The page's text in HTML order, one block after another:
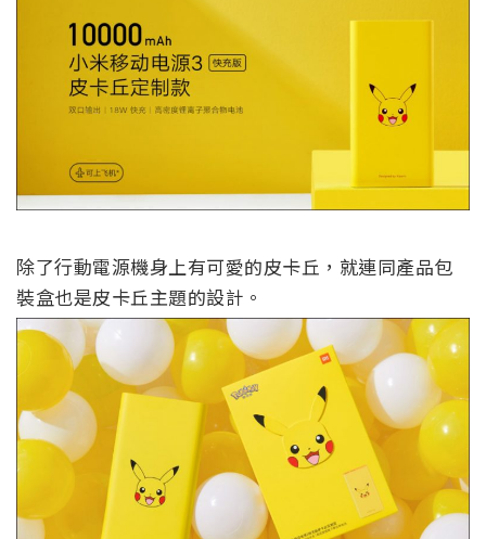
除了行動電源機身上有可愛的皮卡丘，就連同產品包
裝盒也是皮卡丘主題的設計。